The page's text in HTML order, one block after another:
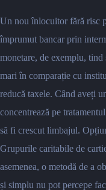
Un nou înlocuitor fără risc
împrumut bancar prin
monetare, de exemplu,
mari în comparație cu
reducă taxele. Când aveți
concentrează pe
să fi crescut limbajul.
Grupurile caritabile de
asemenea, o metodă de a
și simplu nu pot percepe